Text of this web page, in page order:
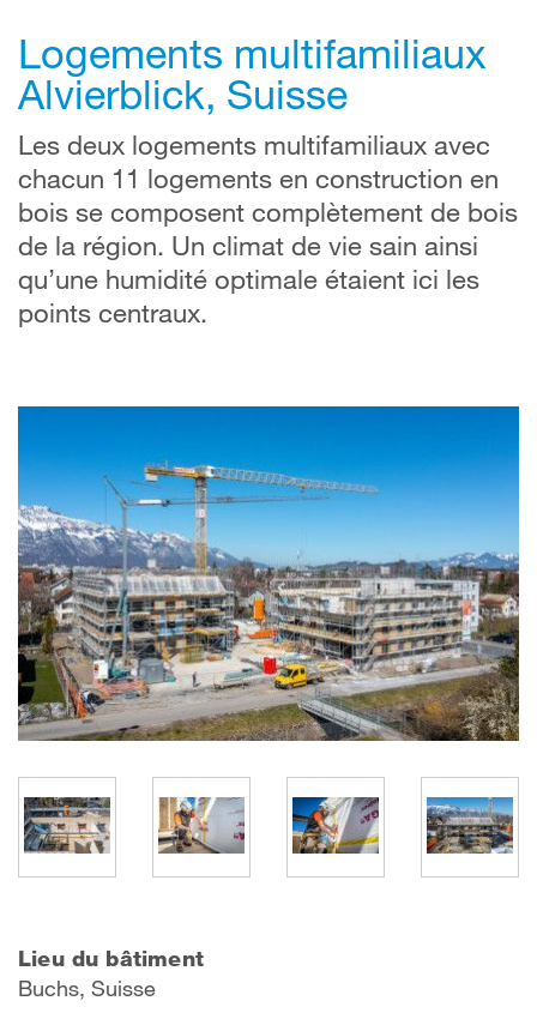
Logements multifamiliaux
Alvierblick, Suisse
Les deux logements multifamiliaux avec
chacun 11 logements en construction en
bois se composent complètement de bois
de la région. Un climat de vie sain ainsi
qu’une humidité optimale étaient ici les
points centraux.
Lieu du bâtiment
Buchs, Suisse